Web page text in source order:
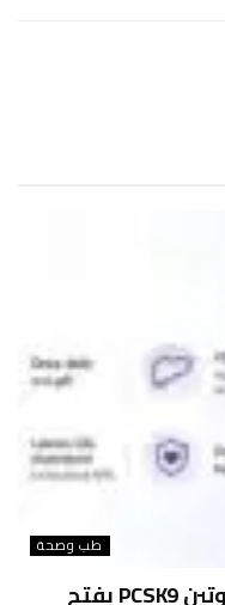
طب وصحة
«ليبفندرا».. أول مثبط فموي لبروتين PCSK9 يفتح